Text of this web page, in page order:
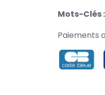
Mots-Clés :
Paiements